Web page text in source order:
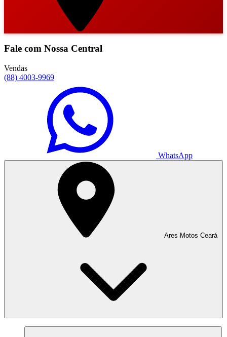
Fale com Nossa Central
Vendas
(88) 4003-9969
WhatsApp
Ares Motos Ceará